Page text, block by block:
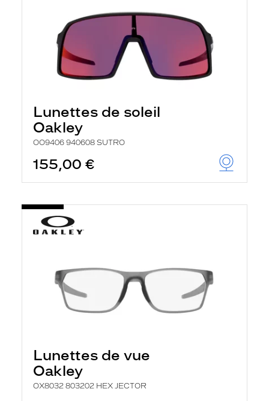
Lunettes de soleil
Oakley
OO9406 940608 SUTRO
155,00 €
Lunettes de vue
Oakley
OX8032 803202 HEX JECTOR